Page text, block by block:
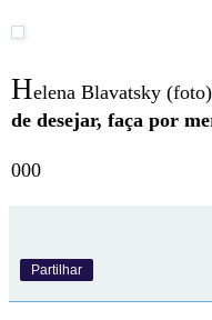
Helena Blavatsky
de desejar, faça por
000
Partilhar